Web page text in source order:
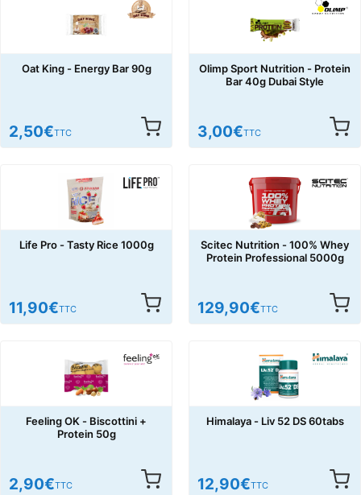
Oat King - Energy Bar 90g
2,50€TTC
Olimp Sport Nutrition - Protein
Bar 40g Dubai Style
3,00€TTC
Life Pro - Tasty Rice 1000g
11,90€TTC
Scitec Nutrition - 100% Whey
Protein Professional 5000g
129,90€TTC
Feeling OK - Biscottini +
Protein 50g
2,90€TTC
Himalaya - Liv 52 DS 60tabs
12,90€TTC